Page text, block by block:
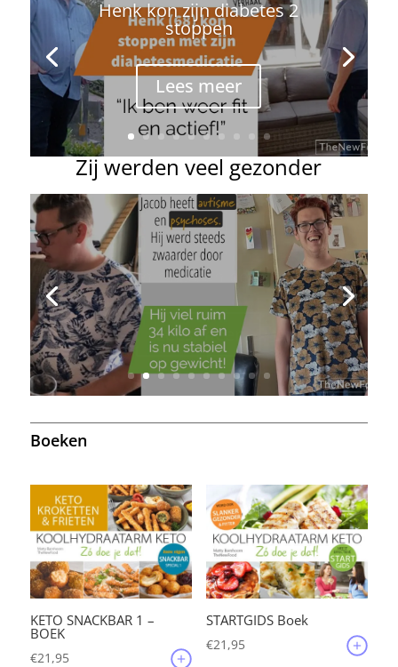
Bertha (74): na 30 jaar
insulinevrij
Lees meer
Zij werden veel gezonder
Afvallen met een beperking
Lees meer
Boeken
KETO SNACKBAR 1 –
BOEK
€21,95
STARTGIDS Boek
€21,95